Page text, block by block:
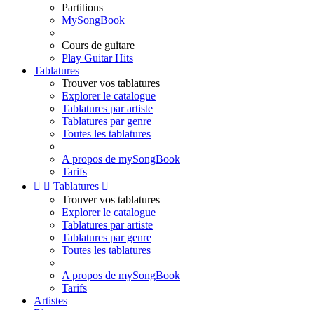
Partitions
MySongBook
Cours de guitare
Play Guitar Hits
Tablatures
Trouver vos tablatures
Explorer le catalogue
Tablatures par artiste
Tablatures par genre
Toutes les tablatures
A propos de mySongBook
Tarifs
  Tablatures 
Trouver vos tablatures
Explorer le catalogue
Tablatures par artiste
Tablatures par genre
Toutes les tablatures
A propos de mySongBook
Tarifs
Artistes